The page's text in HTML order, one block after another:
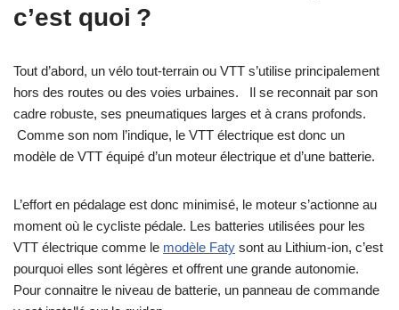
c’est quoi ?
Tout d’abord, un vélo tout-terrain ou VTT s’utilise principalement
hors des routes ou des voies urbaines. Il se reconnait par son
cadre robuste, ses pneumatiques larges et à crans profonds.
Comme son nom l’indique, le VTT électrique est donc un
modèle de VTT équipé d’un moteur électrique et d’une batterie.
L’effort en pédalage est donc minimisé, le moteur s’actionne au
moment où le cycliste pédale. Les batteries utilisées pour les
VTT électrique comme le modèle Faty sont au Lithium-ion, c’est
pourquoi elles sont légères et offrent une grande autonomie.
Pour connaitre le niveau de batterie, un panneau de commande